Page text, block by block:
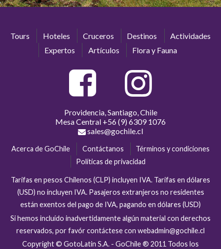
Tours Hoteles Cruceros Destinos
Actividades
Expertos
Artículos Flora y Fauna
Providencia, Santiago, Chile
Mesa Central +56 (9) 6309 1076
sales@gochile.cl
Acerca de GoChile Contáctanos
Términos y condiciones
Políticas de privacidad
Tarifas en pesos Chilenos (CLP) incluyen IVA. Tarifas en dólares
(USD) no incluyen IVA. Pasajeros extranjeros no residentes
están exentos del pago de IVA, pagando en dólares (USD)
Si hemos incluído inadvertidamente algún material con derechos
reservados, por favór contáctese con webadmin@gochile.cl
Copyright © GotoLatin S.A. - GoChile ® 2011 Todos los